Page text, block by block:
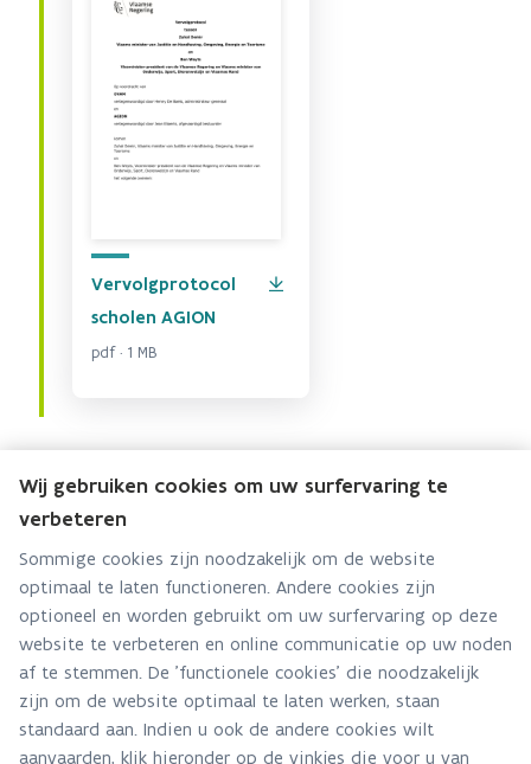
Vervolgprotocol
scholen AGION
pdf · 1 MB
Team publieke instellingen
Hebt u een vraag voor dit team? Stel ze hier:
Via contact formulier
Alle contactgegevens
Adres
Wij gebruiken cookies om uw surfervaring te
verbeteren
Sommige cookies zijn noodzakelijk om de website
optimaal te laten functioneren. Andere cookies zijn
optioneel en worden gebruikt om uw surfervaring op deze
website te verbeteren en online communicatie op uw noden
af te stemmen. De 'functionele cookies' die noodzakelijk
zijn om de website optimaal te laten werken, staan
standaard aan. Indien u ook de andere cookies wilt
aanvaarden, klik hieronder op de vinkjes die voor u van